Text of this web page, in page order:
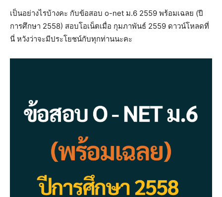
เป็นอย่างไรบ้างคะ กับข้อสอบ o-net ม.6 2559 พร้อมเฉลย (ปี
การศึกษา 2558) สอบโอเน็ตเมื่อ กุมภาพันธ์ 2559 ดาวน์โหลดที่
นี่ หวังว่าจะมีประโยชน์กับทุกท่านนะคะ